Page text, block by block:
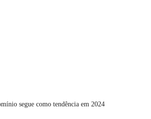
segue como tendência em 2024